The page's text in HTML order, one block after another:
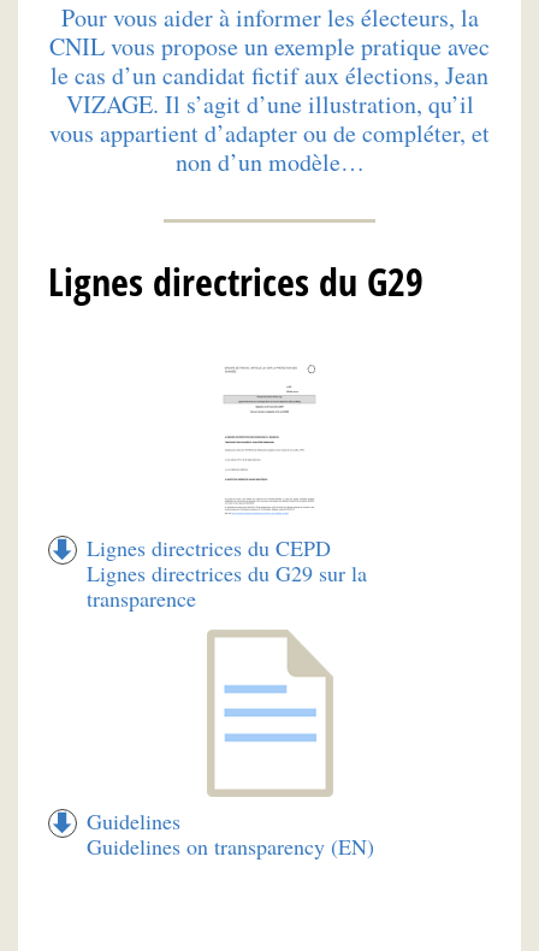
Pour vous aider à informer les électeurs, la
CNIL vous propose un exemple pratique avec
le cas d’un candidat fictif aux élections, Jean
VIZAGE. Il s’agit d’une illustration, qu’il
vous appartient d’adapter ou de compléter, et
non d’un modèle…
Lignes directrices du G29
Lignes directrices du CEPD
Lignes directrices du G29 sur la
transparence
Guidelines
Guidelines on transparency (EN)